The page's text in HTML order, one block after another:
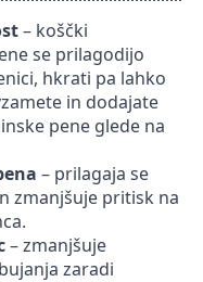
– koščki
se prilagodijo
hkrati pa lahko
in dodajate
pene glede na
– prilagaja se
zmanjšuje pritisk na
– zmanjšuje
zaradi